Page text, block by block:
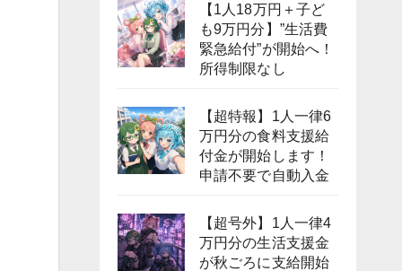
【1人18万円＋子ど
も9万円分】”生活費
緊急給付”が開始へ！
所得制限なし
【超特報】1人一律6
万円分の食料支援給
付金が開始します！
申請不要で自動入金
【超号外】1人一律4
万円分の生活支援金
が秋ごろに支給開始